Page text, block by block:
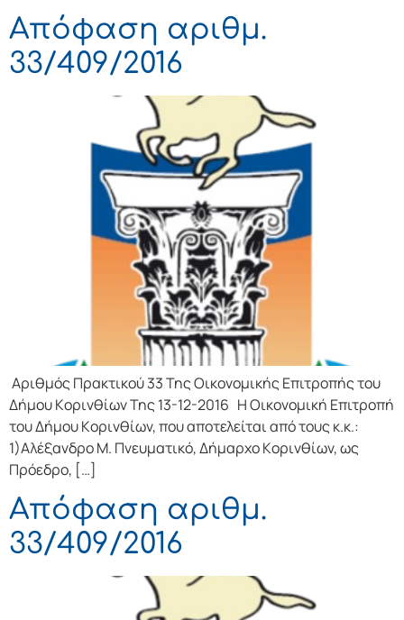
Απόφαση αριθμ.
33/409/2016
Αριθμός Πρακτικού 33 Της Οικονομικής Επιτρoπής τoυ
Δήμoυ Κoριvθίωv Της 13-12-2016 Η Οικονομική Επιτρoπή
τoυ Δήμoυ Κoριvθίωv, πoυ απoτελείται από τoυς κ.κ.:
1)Αλέξανδρο Μ. Πνευματικό, Δήμαρχo Κoριvθίωv, ως
Πρόεδρo, […]
Απόφαση αριθμ.
33/409/2016